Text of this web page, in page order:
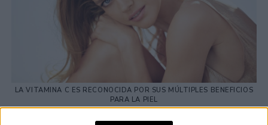
LA VITAMINA C ES RECONOCIDA POR SUS MÚLTIPLES BENEFICIOS
PARA LA PIEL